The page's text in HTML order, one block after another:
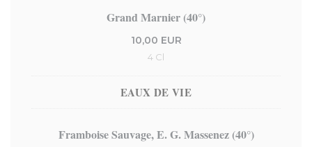
Grand Marnier (40°)
10,00 EUR
4 Cl
EAUX DE VIE
Framboise Sauvage, E. G. Massenez (40°)